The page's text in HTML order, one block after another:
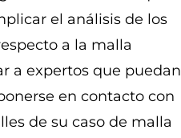
el análisis de los
a la malla
a expertos que puedan
en contacto con
de su caso de malla